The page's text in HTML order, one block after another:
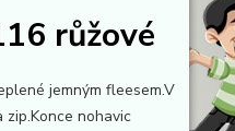
růžové
jemným fleesem.V
nohavic